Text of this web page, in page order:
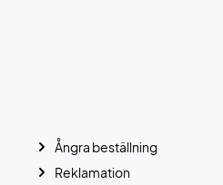
Ångra beställning
Reklamation